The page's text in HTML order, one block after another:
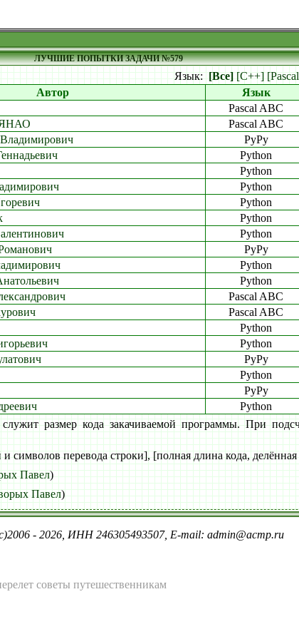
ЛУЧШИЕ ПОПЫТКИ ЗАДАЧИ №579
Язык:[Все] [C++]
Автор Язык
Pascal ABC
ЯНАО Pascal ABC
PyPy
Python
Python
Python
Python
Python
Python
PyPy
Python
Python
Pascal ABC
Pascal ABC
Python
Python
PyPy
Python
PyPy
Python
размер кода закачиваемой программы. При
символов перевода строки], [полная длина кода,
Павел)
Павел)
- 2026, ИНН 246305493507, E-mail: admin@acmp.ru
советы путешественникам